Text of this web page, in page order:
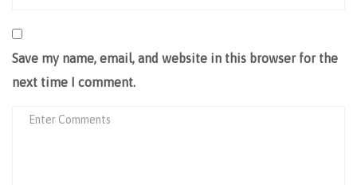
Save my name, email, and website in this browser for the
next time I comment.